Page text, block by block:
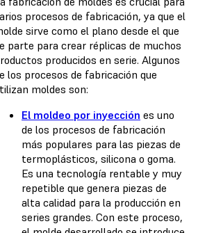
procesos de fabricación, ya que el
sirve como el plano desde el que
parte para crear réplicas de muchos
producidos en serie. Algunos
los procesos de fabricación que
moldes son:
El moldeo por inyección es uno
de los procesos de fabricación
más populares para las piezas de
termoplásticos, silicona o goma.
Es una tecnología rentable y muy
repetible que genera piezas de
alta calidad para la producción en
series grandes. Con este proceso,